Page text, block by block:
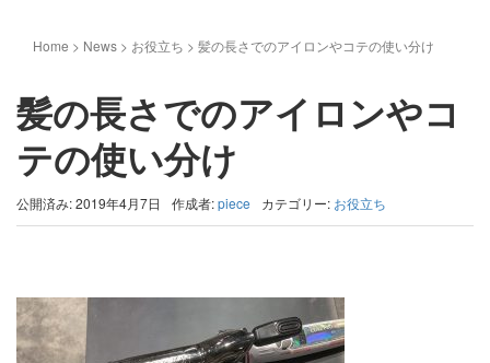
Home > News > お役立ち > 髪の長さでのアイロンやコテの使い分け
髪の長さでのアイロンやコ
テの使い分け
公開済み: 2019年4月7日 作成者:piece カテゴリー: お役立ち